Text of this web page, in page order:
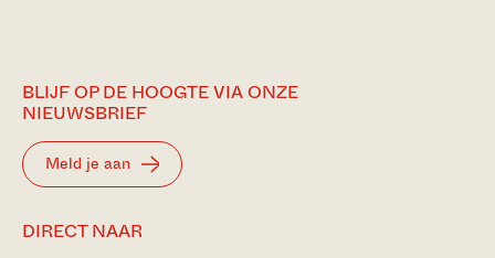
BLIJF OP DE HOOGTE VIA ONZE
NIEUWSBRIEF
Meld je aan
DIRECT NAAR